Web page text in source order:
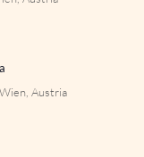
Austria